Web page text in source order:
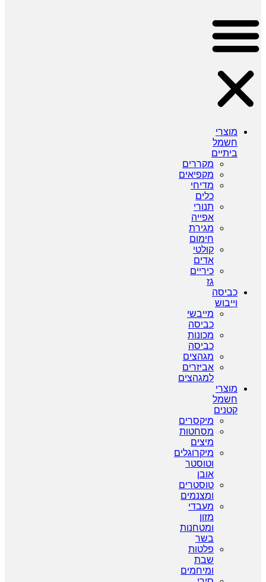
מוצרי
חשמל
ביתיים
מקררים
מקפיאים
מדיחי
כלים
תנורי
אפייה
מגירת
חימום
קולטי
אדים
כיריים
גז
כביסה
וייבוש
מייבשי
כביסה
מכונות
כביסה
מגהצים
אביזרים
למגהצים
מוצרי
חשמל
קטנים
מיקסרים
מסחטות
מיצים
מיקרוגלים
וטוסטר
אובן
טוסטרים
ומצנמים
מעבדי
מזון
ומטחנות
בשר
פלטות
שבת
ומיחמים